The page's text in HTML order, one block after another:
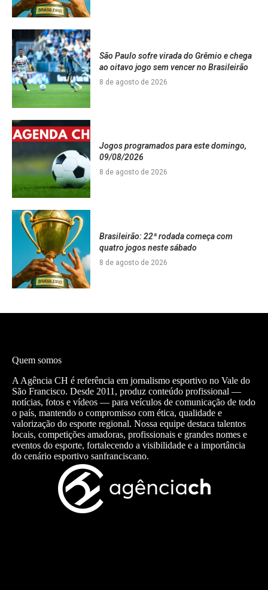
São Paulo sofre virada do Grêmio e chega
ao oitavo jogo sem vencer no Brasileirão
8 de agosto de 2026
Jogos programados para este domingo,
09/08/2026
8 de agosto de 2026
Brasileirão: 22ª rodada começa com
quatro jogos neste sábado
8 de agosto de 2026
Quem somos
A Agência CH é referência em jornalismo esportivo no Vale do
São Francisco. Desde 2011, produz conteúdo profissional —
notícias, fotos e vídeos — para veículos de comunicação de todo
o país, mantendo o compromisso com ética, qualidade e
valorização do esporte regional. Nossa equipe destaca talentos
locais, competições amadoras, profissionais e grandes nomes e
eventos do esporte, fortalecendo a visibilidade e a importância
do cenário esportivo sanfranciscano.